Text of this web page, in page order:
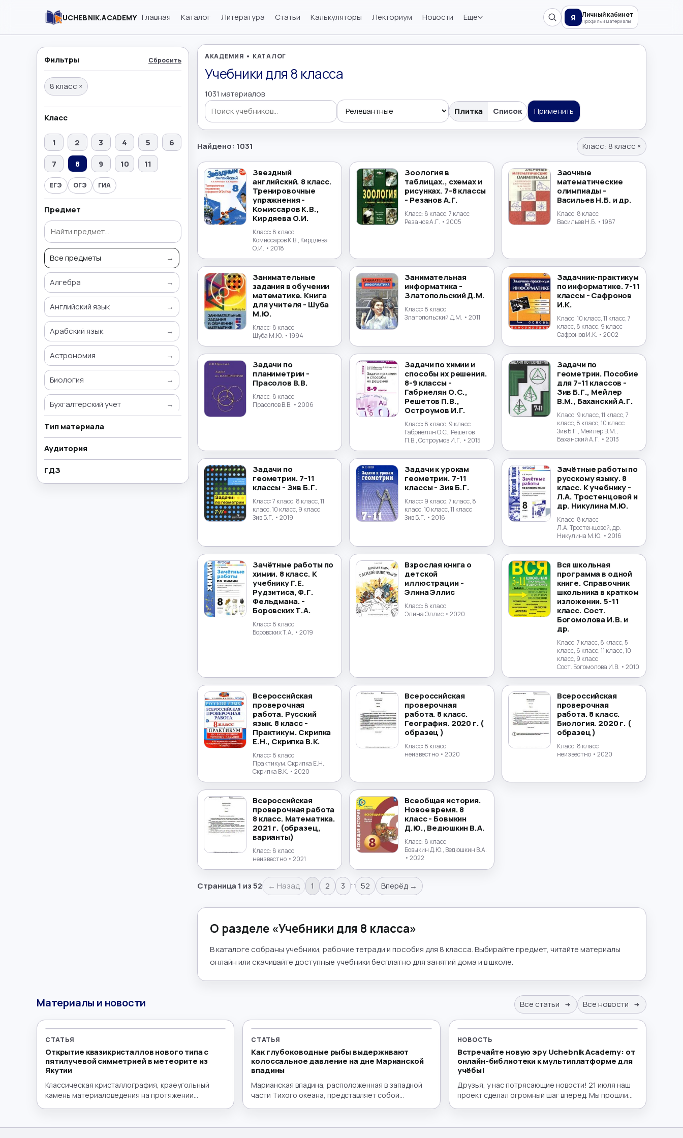
UCHEBNIK.ACADEMY Главная Каталог Литература Статьи Калькуляторы Лекториум Новости Ещё Я Личный кабинет
Профиль и материалы
Фильтры Сбросить
8 класс ×
Класс
1 2 3 4 5
6
7
8 9 10 11
ЕГЭ ОГЭ ГИА
Предмет
Все предметы →
Алгебра →
Английский язык →
Арабский язык →
Астрономия →
Биология →
Бухгалтерский учет →
Всемирная история
География
Геометрия
ОБЖ
Обществознание →
Окружающий мир →
Польский язык →
Тип материала
Аудитория
ГДЗ
АКАДЕМИЯ • КАТАЛОГ
Учебники для 8 класса
1031 материалов
Поиск учебников Плитка Список Применить
Найдено: 1031 Класс: 8 класс ×
Звездный
английский. 8 класс.
Тренировочные
упражнения -
Комиссаров К.В.,
Кирдяева О.И.
Класс: 8 класс
Комиссаров К.В., Кирдяева
О.И. • 2018
Зоология в
таблицах., схемах и
рисунках. 7-8 классы
- Резанов А.Г.
Класс: 8 класс, 7 класс
Резанов А.Г. • 2005
Заочные
математические
олимпиады -
Васильев Н.Б. и др.
Класс: 8 класс
Васильев Н.Б. • 1987
Занимательные
задания в обучении
математике. Книга
для учителя - Шуба
М.Ю.
Класс: 8 класс
Шуба М.Ю. • 1994
Занимательная
информатика -
Златопольский Д.М.
Класс: 8 класс
Златопольский Д.М. • 2011
Задачник-практикум
по информатике. 7-11
классы - Сафронов
И.К.
Класс:10 класс, 11 класс, 7
класс, 8 класс, 9 класс
Сафронов И.К. • 2002
Задачи по
планиметрии -
Прасолов В.В.
Класс: 8 класс
Прасолов В.В. • 2006
Задачи по химии и
способы их решения.
8-9 классы -
Габриелян О.С.,
Решетов П.В.,
Остроумов И.Г.
Класс: 8 класс, 9 класс
Габриелян О.С., Решетов
П.В., Остроумов И.Г. • 2015
Задачи по
геометрии. Пособие
для 7-11 классов -
Зив Б.Г., Мейлер
В.М., Баханский А.Г.
Класс: 9 класс, 11 класс, 7
класс, 8 класс, 10 класс
Зив Б.Г., Мейлер В.М.,
Баханский А.Г. • 2013
Задачи по
геометрии. 7-11
классы - Зив Б.Г.
Класс:7 класс, 8 класс, 11
класс, 10 класс, 9 класс
Зив Б.Г. • 2019
Задачи к урокам
геометрии. 7-11
классы - Зив Б.Г.
Класс: 9 класс, 7 класс, 8
класс, 10 класс, 11 класс
Зив Б.Г. • 2016
Зачётные работы по
русскому языку. 8
класс. К учебнику -
Л.А. Тростенцовой и
др. Никулина М.Ю.
Класс: 8 класс
Л.А. Тростенцовой, др.
Никулина М.Ю. • 2016
Зачётные работы по
химии. 8 класс. К
учебнику Г.Е.
Рудзитиса, Ф.Г.
Фельдмана. -
Боровских Т.А.
Класс: 8 класс
Боровских Т.А. • 2019
Взрослая книга о
детской
иллюстрации -
Элина Эллис
Класс: 8 класс
Элина Эллис • 2020
Вся школьная
программа в одной
книге. Справочник
школьника в кратком
изложении. 5-11
класс. Сост.
Богомолова И.В. и
др.
Класс:7 класс, 8 класс, 5
класс, 6 класс, 11 класс, 10
класс, 9 класс
Сост. Богомолова И.В. • 2010
Всероссийская
проверочная
работа. Русский
язык. 8 класс -
Практикум. Скрипка
Е.Н., Скрипка В.К.
Класс: 8 класс
Практикум. Скрипка Е.Н.,
Скрипка В.К. • 2020
Всероссийская
проверочная
работа. 8 класс.
География. 2020 г. (
образец )
Класс: 8 класс
неизвестно • 2020
Всероссийская
проверочная
работа. 8 класс.
Биология. 2020 г. (
образец )
Класс: 8 класс
неизвестно• 2020
Всероссийская
проверочная работа
8 класс. Математика.
2021 г. (образец,
варианты)
Класс: 8 класс
неизвестно • 2021
Всеобщая история.
Новое время. 8
класс - Бовыкин
Д.Ю., Ведюшкин В.А.
Класс: 8 класс
Бовыкин Д.Ю., Ведюшкин В.А.
• 2022
Страница 1 из52 ← Назад 1 2 3 … 52 Вперёд →
О разделе «Учебники для 8 класса»
В каталоге собраны учебники, рабочие тетради и пособия для 8 класса. Выбирайте предмет, читайте материалы
онлайн или скачивайте доступные учебники бесплатно для занятий дома и в школе.
Материалы и новости Все статьи Все новости
СТАТЬЯ
Открытие квазикристаллов нового типа с
пятилучевой симметрией в метеорите из
Якутии
Классическая кристаллография, краеугольный
камень материаловедения на протяжении
атомов в пространстве. Эта периодичность
СТАТЬЯ
Как глубоководные рыбы выдерживают
колоссальное давление на дне Марианской
впадины
Марианская впадина, расположенная в западной
части Тихого океана, представляет собой
условий на нашей планете. Ее максимальная
НОВОСТЬ
Встречайте новую эру Uchebnik Academy: от
онлайн-библиотеки к мультиплатформе для
учёбы!
Друзья, у нас потрясающие новости! 21 июля наш
проект сделал огромный шаг вперёд. Мы прошли
запустив полный интерактивный функционал!